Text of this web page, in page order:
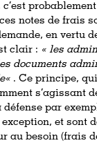
c’est
notes de frais
en vertu
clair : «les
documents
« . Ce principe,
s’agissant
par
et sont
au besoin (frais